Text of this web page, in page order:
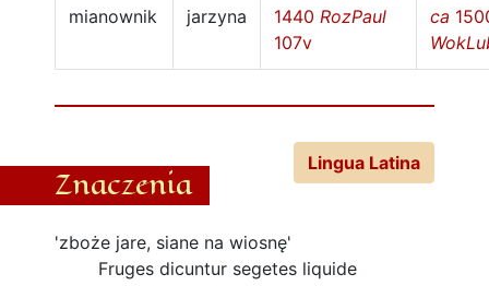
mianownik jarzyna 1440 RozPaul
107v
ca
Znaczenia
Lingua Latina
'zboże jare, siane na wiosnę'
Fruges dicuntur segetes liquide